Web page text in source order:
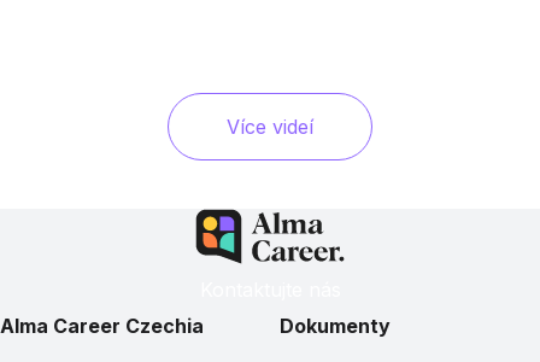
Více videí
Alma Career Czechia
Dokumenty